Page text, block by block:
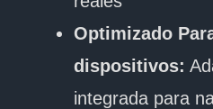
Optimizado
dispositivos:
integrada para